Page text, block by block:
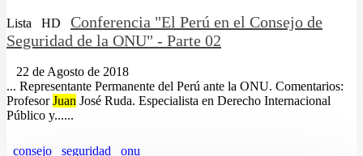
Lista HD
Conferencia "El Perú en el Consejo de
Seguridad de la ONU" - Parte 02
22 de Agosto de 2018
... Representante Permanente del Perú ante la ONU. Comentarios:
ProfesorJuan José Ruda. Especialista en Derecho Internacional
Público y......
consejo seguridad onu